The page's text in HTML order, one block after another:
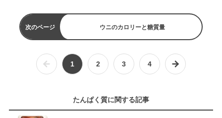
次のページ ウニのカロリーと糖質量
1 2 3 4
たんぱく質に関する記事